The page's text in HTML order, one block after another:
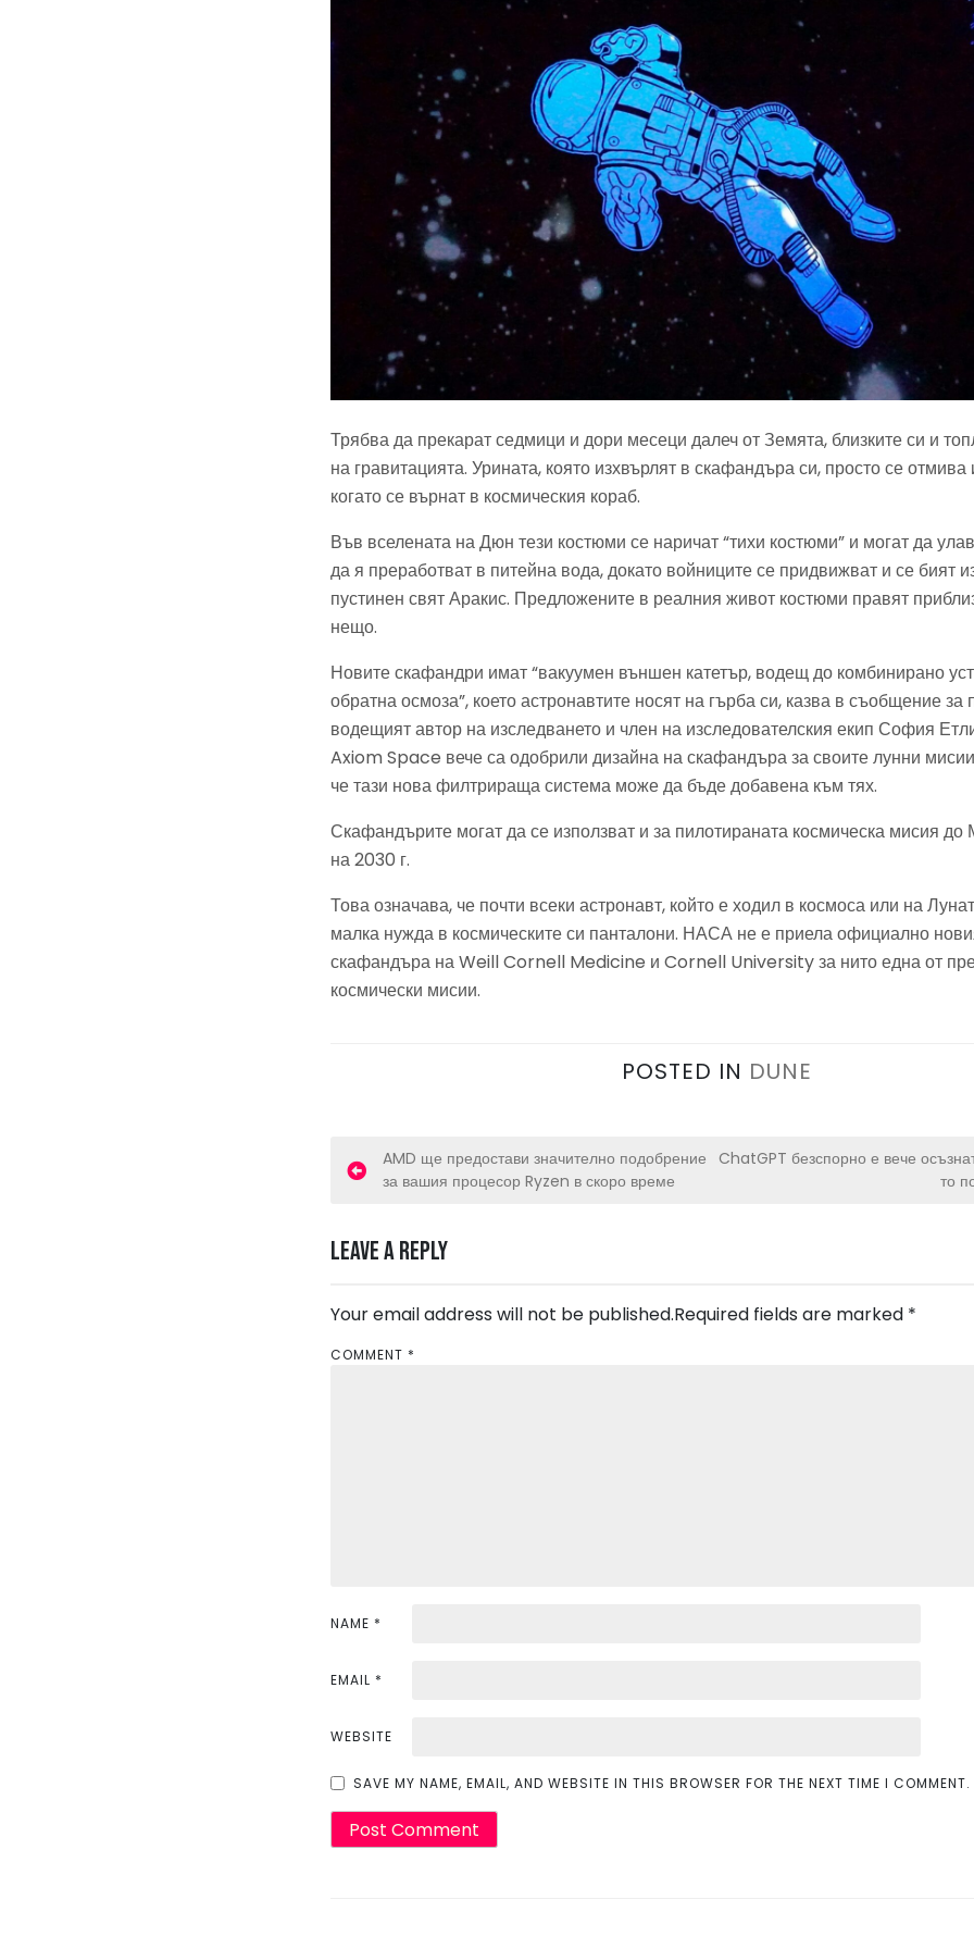
Трябва да прекарат седмици и дори месеци далеч от Земята, близките си и
на гравитацията. Урината, която изхвърлят в скафандъра си, просто се отмива
когато се върнат в космическия кораб.
Във вселената на Дюн тези костюми се наричат “тихи костюми” и могат да
да я преработват в питейна вода, докато войниците се придвижват и се бият
пустинен свят Аракис. Предложените в реалния живот костюми правят
нещо.
Новите скафандри имат “вакуумен външен катетър, водещ до комбинирано
обратна осмоза”, което астронавтите носят на гърба си, казва в съобщение за
водещият автор на изследването и член на изследователския екип София
Axiom Space вече са одобрили дизайна на скафандъра за своите лунни
че тази нова филтрираща система може да бъде добавена към тях.
Скафандърите могат да се използват и за пилотираната космическа мисия до
на 2030 г.
Това означава, че почти всеки астронавт, който е ходил в космоса или на
малка нужда в космическите си панталони. НАСА не е приела официално
скафандъра на Weill Cornell Medicine и Cornell University за нито една от
космически мисии.
POSTED IN DUNE
P
s
n
a
i
AMD ще предостави значително подобрение
за вашия процесор Ryzen в скоро време
ChatGPT безспорно е вече
то
Leave a Reply
Your email address will not be published.Required fields are marked *
COMMENT *
NAME *
EMAIL *
WEBSITE
SAVE MY NAME, EMAIL, AND WEBSITE IN THIS BROWSER FOR THE NEXT TIME I COMMENT.